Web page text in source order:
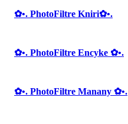
✿ •. PhotoFiltre Kniri✿ •.
✿ •. PhotoFiltre Encyke ✿ •.
✿ •. PhotoFiltre Manany ✿ •.